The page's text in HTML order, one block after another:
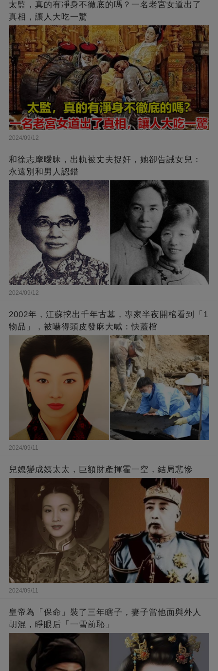
太監，真的有凈身不徹底的嗎？一名老宮女道出了
真相，讓人大吃一驚
2024/09/12
和徐志摩曖昧，出軌被丈夫捉奸，她卻告誡女兒：
永遠別和男人認錯
2024/09/12
2002年，江蘇挖出千年古墓，專家半夜開棺看到「1
物品」，被嚇得頭皮發麻大喊：快蓋棺
2024/09/11
兒媳變成姨太太，巨額財產揮霍一空，結局悲慘
2024/09/11
皇帝為「保命」裝了三年瞎子，妻子當他面與外人
胡混，睜眼后「一雪前恥」